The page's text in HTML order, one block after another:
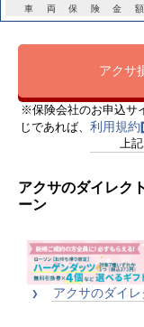
車両保険金額
アクサ
※保険会社のお申込サ
じであれば、 利用規約
上
アクサのダイレク
ーン
アクサのダイ